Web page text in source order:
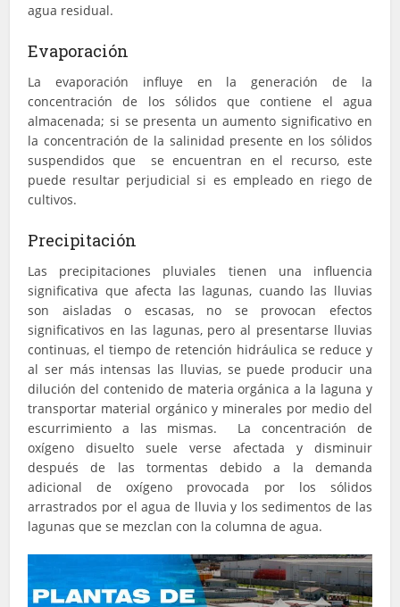
agua residual.
Evaporación
La evaporación influye en la generación de la
concentración de los sólidos que contiene el agua
almacenada; si se presenta un aumento significativo en
la concentración de la salinidad presente en los sólidos
suspendidos que se encuentran en el recurso, este
puede resultar perjudicial si es empleado en riego de
cultivos.
Precipitación
Las precipitaciones pluviales tienen una influencia
significativa que afecta las lagunas, cuando las lluvias
son aisladas o escasas, no se provocan efectos
significativos en las lagunas, pero al presentarse lluvias
continuas, el tiempo de retención hidráulica se reduce y
al ser más intensas las lluvias, se puede producir una
dilución del contenido de materia orgánica a la laguna y
transportar material orgánico y minerales por medio del
escurrimiento a las mismas. La concentración de
oxígeno disuelto suele verse afectada y disminuir
después de las tormentas debido a la demanda
adicional de oxígeno provocada por los sólidos
arrastrados por el agua de lluvia y los sedimentos de las
lagunas que se mezclan con la columna de agua.